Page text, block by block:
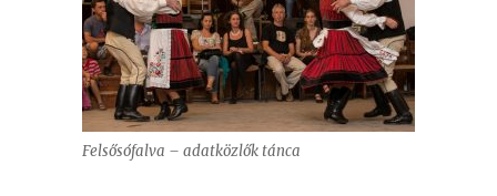
Felsősófalva – adatközlők tánca